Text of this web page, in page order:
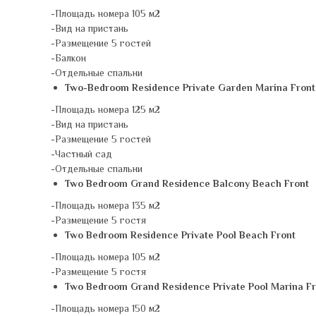
-Площадь номера 105 м2
-Вид на пристань
-Размещение 5 гостей
-Балкон
-Отдельные спальни
Two-Bedroom Residence Private Garden Marina Front
-Площадь номера 125 м2
-Вид на пристань
-Размещение 5 гостей
-Частный сад
-Отдельные спальни
Two Bedroom Grand Residence Balcony Beach Front
-Площадь номера 135 м2
-Размещение 5 гостя
Two Bedroom Residence Private Pool Beach Front
-Площадь номера 105 м2
-Размещение 5 гостя
Two Bedroom Grand Residence Private Pool Marina
-Площадь номера 150 м2